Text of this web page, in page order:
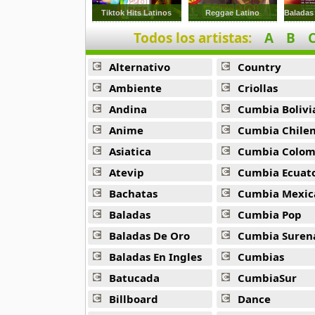
9 músicas online
Anonimus
20 músicas online
Anton La Voz De Oro
10 músicas online
Anuel Aa
257 músicas online
Arcangel
416 músicas online
Arcangel Y De La Ghetto
101 músicas online
Arthur
4 músicas online
Tiktok Hits Latinos Reggae Latino
Todos los artistas: A B
Alternativo
Ambiente
Andina
Anime
Asiatica
Atevip
Bachatas
Baladas
Baladas De Oro
Baladas En Ingles
Batucada
Billboard
Country
Criollas
Cumbia
Cumbia
Cumbia
Cumbia
Cumbia
Cumbia Pop
Cumbia
Cumbias
CumbiaSur
Dance